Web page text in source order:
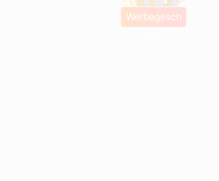
Werbegesch